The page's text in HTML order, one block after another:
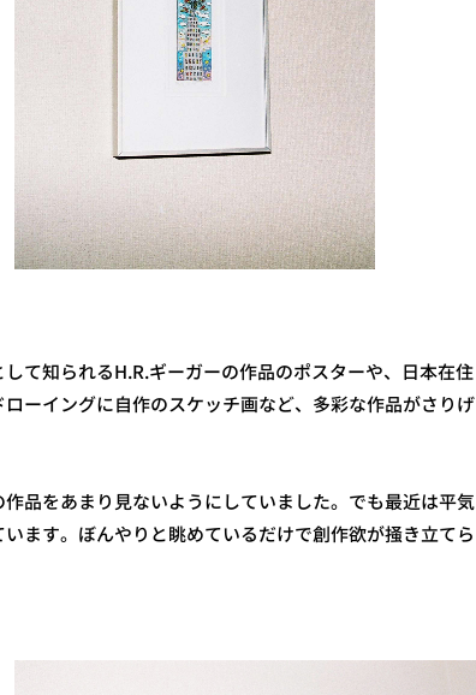
て知られるH.R.ギーガーの作品のポスターや、日本在住
ーイングに自作のスケッチ画など、多彩な作品がさりげ
品をあまり見ないようにしていました。でも最近は平気
ます。ぼんやりと眺めているだけで創作欲が掻き立てら